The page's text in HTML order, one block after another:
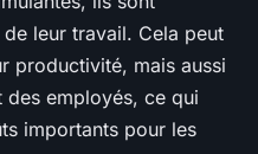
leur travail. Cela peut
productivité, mais aussi
des employés, ce qui
importants pour les